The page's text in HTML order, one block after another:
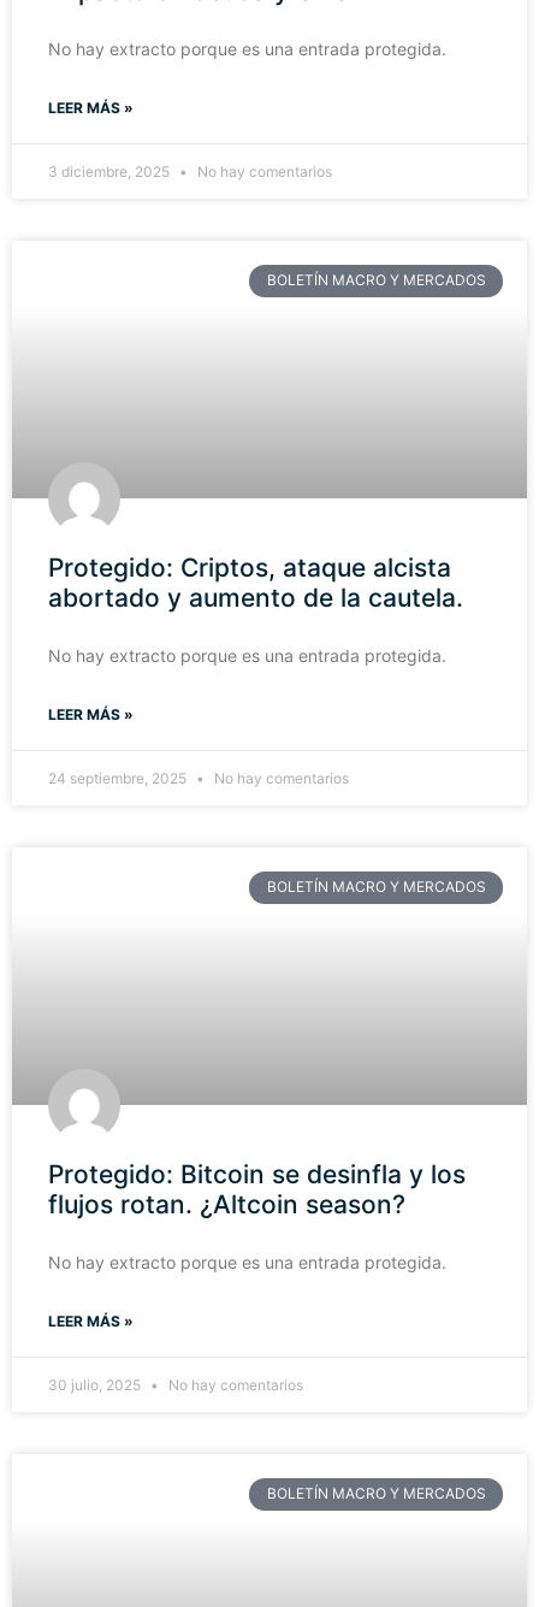
No hay extracto porque es una entrada protegida.
LEER MÁS »
3 diciembre, 2025 No hay comentarios
BOLETÍN MACRO Y MERCADOS
Protegido: Criptos, ataque alcista
abortado y aumento de la cautela.
No hay extracto porque es una entrada protegida.
LEER MÁS »
24 septiembre, 2025 No hay comentarios
BOLETÍN MACRO Y MERCADOS
Protegido: Bitcoin se desinfla y los
flujos rotan. ¿Altcoin season?
No hay extracto porque es una entrada protegida.
LEER MÁS »
30 julio, 2025 No hay comentarios
BOLETÍN MACRO Y MERCADOS